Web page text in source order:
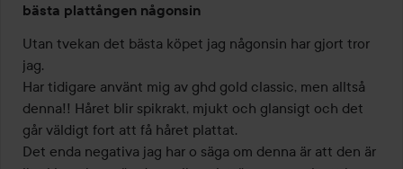
5
av
5
bästa plattången någonsin
Utan tvekan det bästa köpet jag någonsin har gjort tror
jag.
Har tidigare använt mig av ghd gold classic, men alltså
denna!! Håret blir spikrakt, mjukt och glansigt och det
går väldigt fort att få håret plattat.
Det enda negativa jag har o säga om denna är att den är